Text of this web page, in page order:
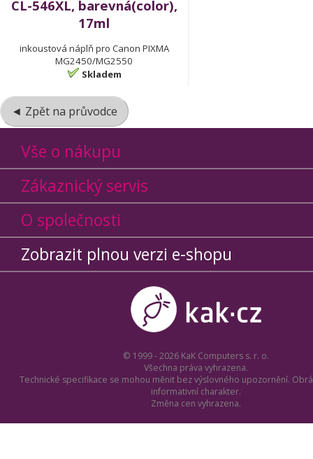
CL-546XL, barevná(color),
17ml
inkoustová náplň pro Canon PIXMA
MG2450/MG2550
Skladem
◄ Zpět na průvodce
Vše o nákupu
Zákaznický servis
O společnosti
Zobrazit plnou verzi e-shopu
© 1999 - 2026 KaK Computers s. r. o.
Všechna práva vyhrazena.
Technické specifikace se mohou měnit bez výslovného upozornění.
informativní charakter.
Změna cen vyhrazena.